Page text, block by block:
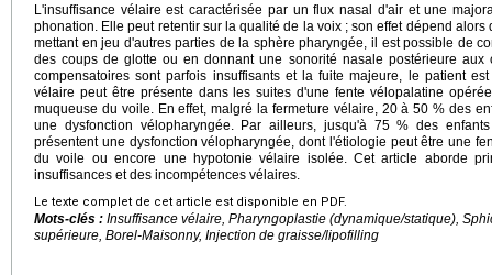
L'insuffisance vélaire est caractérisée par un flux nasal d'air et une
phonation. Elle peut retentir sur la qualité de la voix ; son effet dépend
mettant en jeu d'autres parties de la sphère pharyngée, il est possible de
des coups de glotte ou en donnant une sonorité nasale postérieure aux
compensatoires sont parfois insuffisants et la fuite majeure, le patient
vélaire peut être présente dans les suites d'une fente vélopalatine
muqueuse du voile. En effet, malgré la fermeture vélaire, 20 à 50 % des
une dysfonction vélopharyngée. Par ailleurs, jusqu'à 75 % des
présentent une dysfonction vélopharyngée, dont l'étiologie peut être une
du voile ou encore une hypotonie vélaire isolée. Cet article aborde
insuffisances et des incompétences vélaires.
Le texte complet de cet article est disponible en PDF.
Mots-clés : Insuffisance vélaire, Pharyngoplastie (dynamique/statique),
supérieure, Borel-Maisonny, Injection de graisse/lipofilling